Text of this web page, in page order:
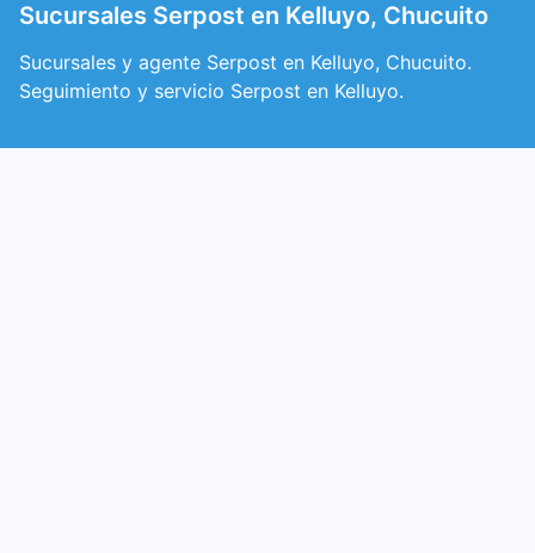
Sucursales Serpost en Kelluyo, Chucuito
Sucursales y agente Serpost en Kelluyo, Chucuito.
Seguimiento y servicio Serpost en Kelluyo.